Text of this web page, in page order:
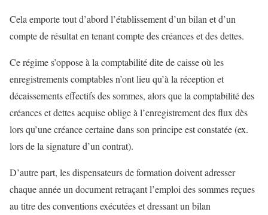
Cela emporte tout d’abord l’établissement d’un bilan et d’un
compte de résultat en tenant compte des créances et des dettes.
Ce régime s’oppose à la comptabilité dite de caisse où les
enregistrements comptables n’ont lieu qu’à la réception et
décaissements effectifs des sommes, alors que la comptabilité des
créances et dettes acquise oblige à l’enregistrement des flux dès
lors qu’une créance certaine dans son principe est constatée (ex.
lors de la signature d’un contrat).
D’autre part, les dispensateurs de formation doivent adresser
chaque année un document retraçant l’emploi des sommes reçues
au titre des conventions exécutées et dressant un bilan